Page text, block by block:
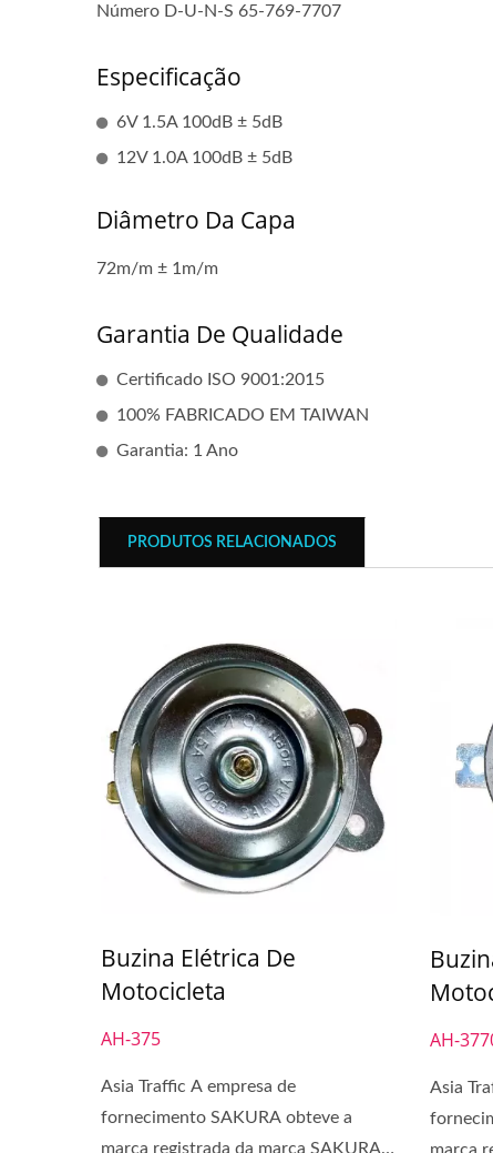
Número D-U-N-S 65-769-7707
Especificação
6V 1.5A 100dB ± 5dB
12V 1.0A 100dB ± 5dB
Diâmetro Da Capa
72m/m ± 1m/m
Garantia De Qualidade
Certificado ISO 9001:2015
100% FABRICADO EM TAIWAN
Garantia: 1 Ano
PRODUTOS RELACIONADOS
Buzina Elétrica De
Motocicleta
AH-375
Asia Traffic A empresa de
fornecimento SAKURA obteve a
marca registrada da marca SAKURA
AH-
Asia
Bobina De Ignição Popular